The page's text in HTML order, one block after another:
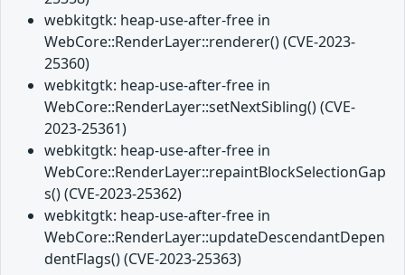
webkitgtk: heap-use-after-free in
WebCore::RenderLayer::renderer() (CVE-2023-
25360)
webkitgtk: heap-use-after-free in
WebCore::RenderLayer::setNextSibling() (CVE-
2023-25361)
webkitgtk: heap-use-after-free in
WebCore::RenderLayer::repaintBlockSelectionGap
s() (CVE-2023-25362)
webkitgtk: heap-use-after-free in
WebCore::RenderLayer::updateDescendantDepen
dentFlags() (CVE-2023-25363)